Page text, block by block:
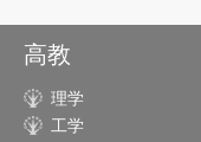
高教
理学
工学